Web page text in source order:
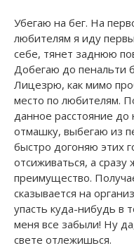
Убегаю на бег. На
любителям я иду
себе, тянет заднюю
Добегаю до пенальти
Лицезрю, как мимо
место по любителям.
данное расстояние
отмашку, выбегаю из
быстро догоняю этих
отсиживаться, а
преимущество.
сказывается на
упасть куда-нибудь в
меня все забыли! Ну
свете отлежишься.